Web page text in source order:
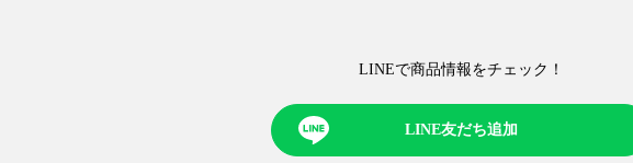
LINEで商品情報をチェック！​
LINE友だち追加